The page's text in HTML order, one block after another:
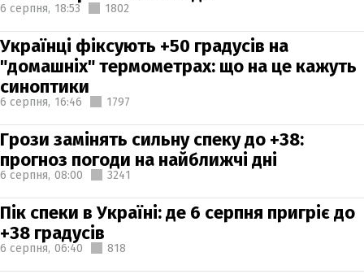
6 серпня, 18:53 1802
Українці фіксують +50 градусів на
"домашніх" термометрах: що на це кажуть
синоптики
6 серпня, 16:46 1797
Грози замінять сильну спеку до +38:
прогноз погоди на найближчі дні
6 серпня, 08:00 3241
Пік спеки в Україні: де 6 серпня пригріє до
+38 градусів
6 серпня, 06:40 818